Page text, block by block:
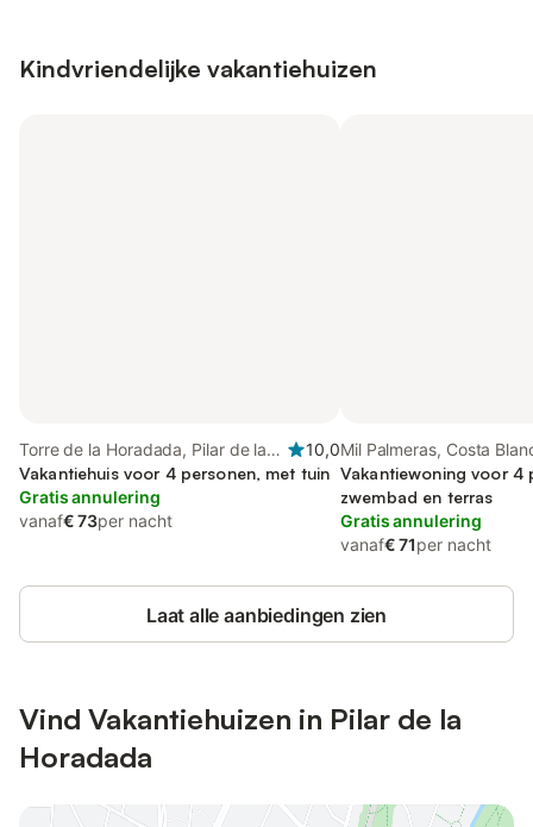
Kindvriendelijke vakantiehuizen
Torre de la Horadada, Pilar de la
Horadada
10,0
Vakantiehuis voor 4 personen, met tuin
Gratis annulering
vanaf€ 73per nacht
Mil Palmeras, Costa
Vakantiewoning voor 4
zwembad en terras
Gratis annulering
vanaf€ 71per nacht
Laat alle aanbiedingen zien
Vind Vakantiehuizen in Pilar de la
Horadada